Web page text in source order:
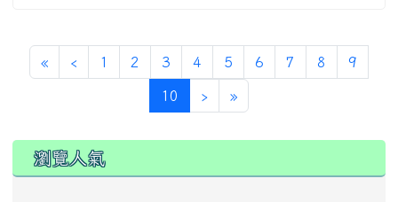
« ‹ 1 2 3 4 5 6 7 8 9
10 (current)
› »
瀏覽人氣